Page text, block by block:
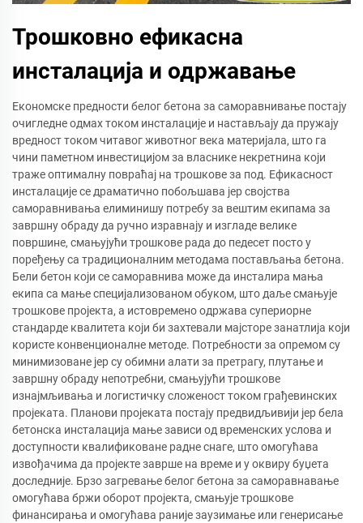
Трошковно ефикасна
инсталација и одржавање
Економске предности белог бетона за саморавнивање постају
очигледне одмах током инсталације и настављају да пружају
вредност током читавог животног века материјала, што га
чини паметном инвестицијом за власнике некретнина који
траже оптималну повраћај на трошкове за под. Ефикасност
инсталације се драматично побољшава јер својства
саморавнивања елиминишу потребу за вештим екипама за
завршну обраду да ручно изравнају и изгладе велике
површине, смањујући трошкове рада до педесет посто у
поређењу са традиционалним методама постављања бетона.
Бели бетон који се саморавнива може да инсталира мања
екипа са мање специјализованом обуком, што даље смањује
трошкове пројекта, а истовремено одржава супериорне
стандарде квалитета који би захтевали мајсторе занатлија који
користе конвенционалне методе. Потребности за опремом су
минимизоване јер су обимни алати за претрагу, плутање и
завршну обраду непотребни, смањујући трошкове
изнајмљивања и логистичку сложеност током грађевинских
пројеката. Планови пројеката постају предвидљивији јер бела
бетонска инсталација мање зависи од временских услова и
доступности квалификоване радне снаге, што омогућава
извођачима да пројекте заврше на време и у оквиру буџета
доследније. Брзо загревање белог бетона за саморавнавање
омогућава бржи оборот пројекта, смањује трошкове
финансирања и омогућава раније заузимање или генерисање